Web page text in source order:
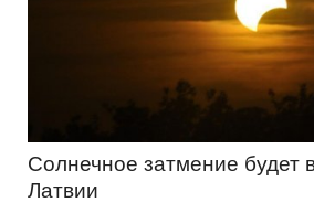
Солнечное затмение будет
Латвии